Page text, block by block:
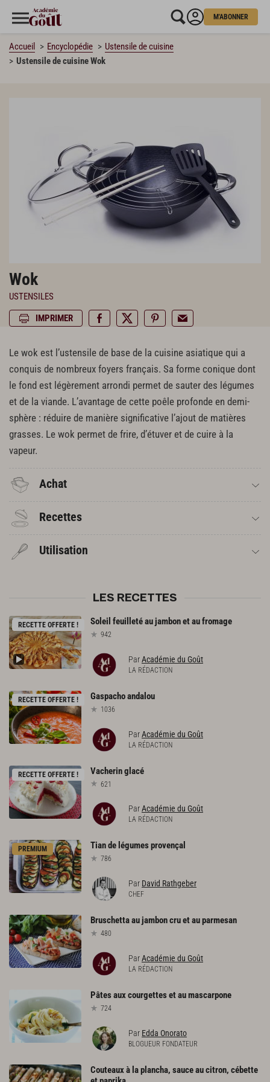
M'ABONNER
Accueil Encyclopédie
Ustensile de cuisine
Ustensile de cuisine Wok
Wok
USTENSILES
IMPRIMER
Le wok est l’ustensile de base de la cuisine asiatique qui a
conquis de nombreux foyers français. Sa forme conique dont
le fond est légèrement arrondi permet de sauter des légumes
et de la viande. L’avantage de cette poêle profonde en demi-
sphère : réduire de manière significative l’ajout de matières
grasses. Le wok permet de frire, d’étuver et de cuire à la
vapeur.
Achat
Recettes
Utilisation
LES RECETTES
RECETTE OFFERTE ! Soleil feuilletéaujambonetaufromage
942
ParAcadémie du Goût
LA RÉDACTION
RECETTE OFFERTE ! Gaspachoandalou
1036
ParAcadémie du Goût
LA RÉDACTION
RECETTE OFFERTE ! Vacheringlacé
621
ParAcadémie du Goût
LA RÉDACTION
PREMIUM Tiande légumesprovençal
786
Par David Rathgeber
CHEF
Bruschettaaujamboncruetauparmesan
480
ParAcadémie du Goût
LA RÉDACTION
Pâtesauxcourgettesetaumascarpone
724
Par Edda Onorato
BLOGUEUR FONDATEUR
Couteaux à la plancha, sauce au citron, cébette